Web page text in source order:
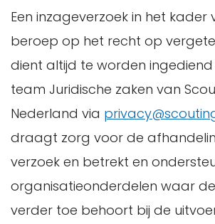
Een inzageverzoek in het kader
beroep op het recht op
dient altijd te worden ingediend
team Juridische zaken van
Nederland via
draagt zorg voor de
verzoek en betrekt en
organisatieonderdelen waar
verder toe behoort bij de